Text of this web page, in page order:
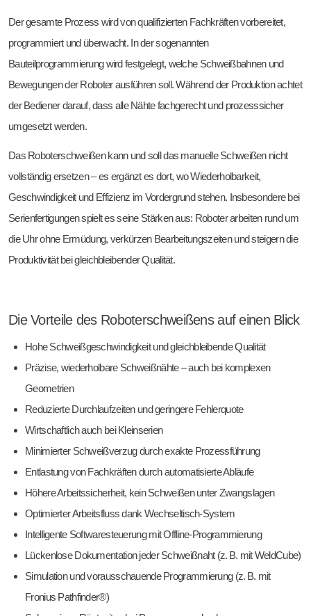
Der gesamte Prozess wird von qualifizierten Fachkräften vorbereitet,
programmiert und überwacht. In der sogenannten
Bauteilprogrammierung wird festgelegt, welche Schweißbahnen und
Bewegungen der Roboter ausführen soll. Während der Produktion achtet
der Bediener darauf, dass alle Nähte fachgerecht und prozesssicher
umgesetzt werden.
Das Roboterschweißen kann und soll das manuelle Schweißen nicht
vollständig ersetzen – es ergänzt es dort, wo Wiederholbarkeit,
Geschwindigkeit und Effizienz im Vordergrund stehen. Insbesondere bei
Serienfertigungen spielt es seine Stärken aus: Roboter arbeiten rund um
die Uhr ohne Ermüdung, verkürzen Bearbeitungszeiten und steigern die
Produktivität bei gleichbleibender Qualität.
Die Vorteile des Roboterschweißens auf einen Blick
Hohe Schweißgeschwindigkeit und gleichbleibende Qualität
Präzise, wiederholbare Schweißnähte – auch bei komplexen
Geometrien
Reduzierte Durchlaufzeiten und geringere Fehlerquote
Wirtschaftlich auch bei Kleinserien
Minimierter Schweißverzug durch exakte Prozessführung
Entlastung von Fachkräften durch automatisierte Abläufe
Höhere Arbeitssicherheit, kein Schweißen unter Zwangslagen
Optimierter Arbeitsfluss dank Wechseltisch-System
Intelligente Softwaresteuerung mit Offline-Programmierung
Lückenlose Dokumentation jeder Schweißnaht (z. B. mit WeldCube)
Simulation und vorausschauende Programmierung (z. B. mit
Fronius Pathfinder®)